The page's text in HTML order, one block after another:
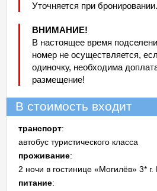
Уточняется при бронировании.
ВНИМАНИЕ!
В настоящее время
номер не осуществляется,
одиночку, необходима
размещение!
В стоимость входит
транспорт:
автобус туристического класса
проживание:
2 ночи в гостинице «Могилёв» 3*
питание: